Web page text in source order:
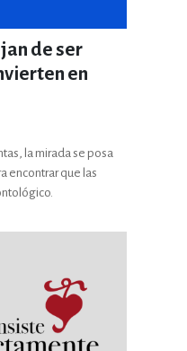
de ser
en
la mirada se posa
encontrar que las